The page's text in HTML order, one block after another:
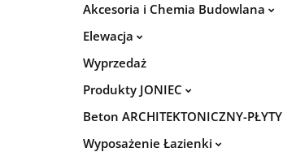
Akcesoria i Chemia Budowlana
Elewacja
Wyprzedaż
Produkty JONIEC
Beton ARCHITEKTONICZNY-PŁYTY
Wyposażenie Łazienki